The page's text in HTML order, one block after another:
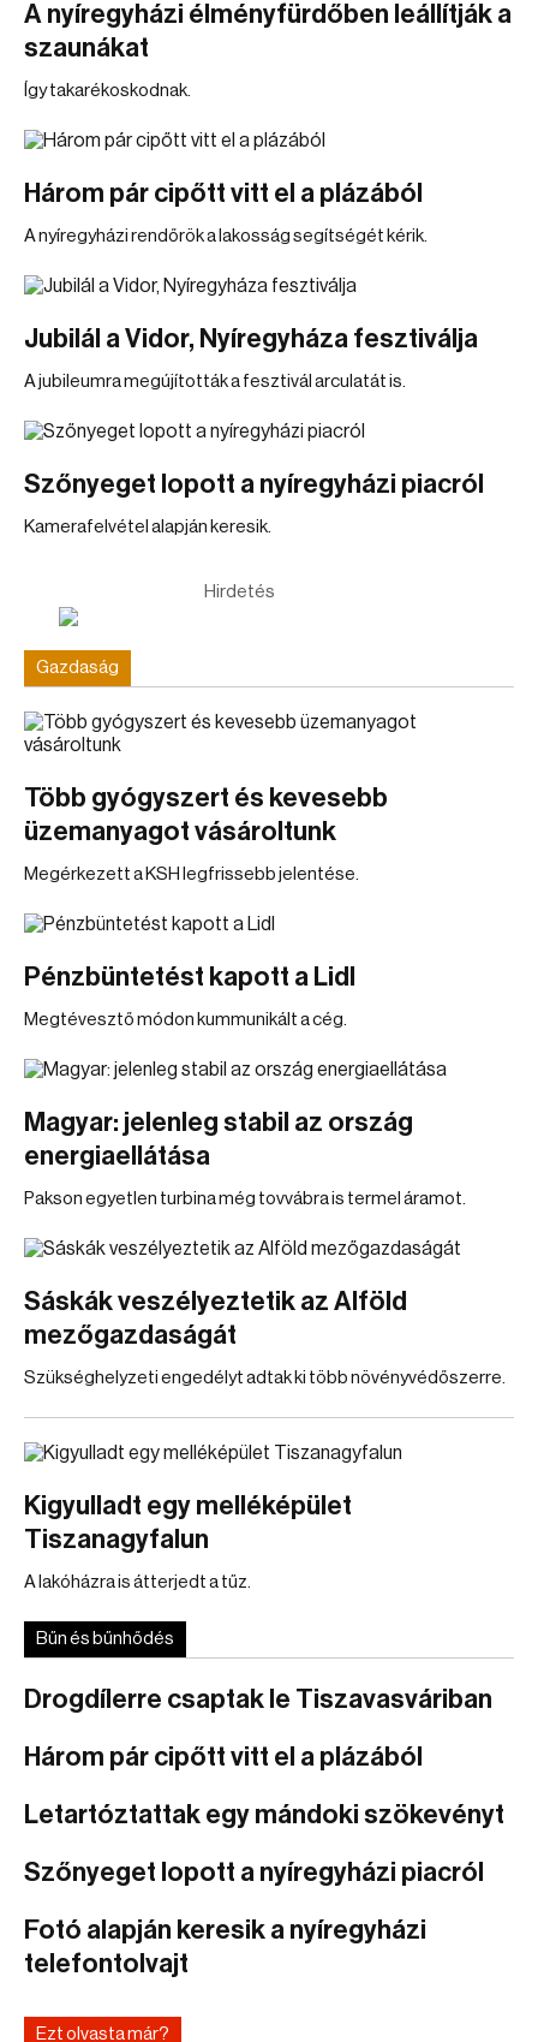
A nyíregyházi élményfürdőben leállítják a
szaunákat
Így takarékoskodnak.
Három pár cipőtt vitt el a plázából
A nyíregyházi rendőrök a lakosság segítségét kérik.
Jubilál a Vidor, Nyíregyháza fesztiválja
A jubileumra megújították a fesztivál arculatát is.
Szőnyeget lopott a nyíregyházi piacról
Kamerafelvétel alapján keresik.
Hirdetés
Gazdaság
Több gyógyszert és kevesebb
üzemanyagot vásároltunk
Megérkezett a KSH legfrissebb jelentése.
Pénzbüntetést kapott a Lidl
Megtévesztő módon kummunikált a cég.
Magyar: jelenleg stabil az ország
energiaellátása
Pakson egyetlen turbina még tovvábra is termel áramot.
Sáskák veszélyeztetik az Alföld
mezőgazdaságát
Szükséghelyzeti engedélyt adtak ki több növényvédőszerre.
Kigyulladt egy melléképület
Tiszanagyfalun
A lakóházra is átterjedt a tűz.
Bűn és bűnhődés
Drogdílerre csaptak le Tiszavasváriban
Három pár cipőtt vitt el a plázából
Letartóztattak egy mándoki szökevényt
Szőnyeget lopott a nyíregyházi piacról
Fotó alapján keresik a nyíregyházi
telefontolvajt
Ezt olvasta már?